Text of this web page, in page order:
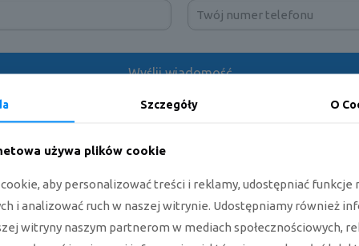
4-stronny wylot powietrza z nową konstrukcją podwójnej
w różnych przestrzeniach. W celu zwiększenia
wymiennik ciepła. Zastosowany wentylator Full
i obniża poziom hałasu. Klimatyzator kasetonowy
nawiewu powietrza do ulubionego sposobu
Szczegóły O
używa plików cookie
aby personalizować treści i reklamy, udostępniać funkcje
i analizować ruch w naszej witrynie. Udostępniamy również
witryny naszym partnerom w mediach społecznościowych,